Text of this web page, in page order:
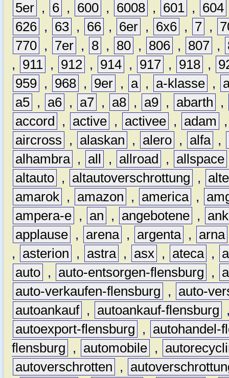
5er , 6 , 600 , 6008 , 601 , 604
626 , 63 , 66 , 6er , 6x6 , 7 ,
770 , 7er , 8 , 80 , 806 , 807 ,
,
911 , 912 , 914 , 917 , 918 ,
959 , 968 , 9er , a , a-klasse ,
a5 , a6 , a7 , a8 , a9 , abarth
,
accord
, active , activee , adam
aircross
, alaskan , alero , alfa ,
alhambra , all , allroad , allspace
altauto , altautoverschrottung ,
amarok , amazon , america ,
ampera-e , an , angebotene ,
applause , arena , argenta , arna
,
asterion , astra , asx , ateca ,
auto , auto-entsorgen-flensburg ,
auto-verkaufen-flensburg
,
auto-
autoankauf , autoankauf-flensburg
autoexport-flensburg
,
autohandel-
flensburg
, automobile ,
autoverschrotten
,